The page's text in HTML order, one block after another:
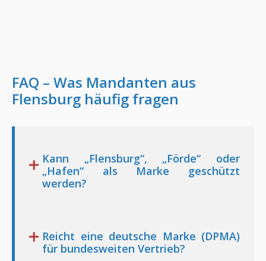
FAQ – Was Mandanten aus
Flensburg häufig fragen
Kann „Flensburg“, „Förde“ oder
„Hafen“ als Marke geschützt
werden?
Reicht eine deutsche Marke (DPMA)
für bundesweiten Vertrieb?